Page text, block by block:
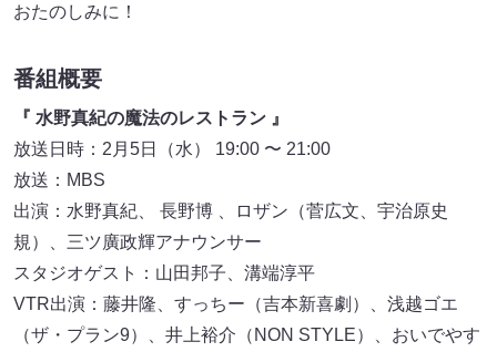
おたのしみに！
番組概要
『 水野真紀の魔法のレストラン 』
放送日時：2月5日（水） 19:00 〜 21:00
放送：MBS
出演：水野真紀、 長野博 、ロザン（菅広文、宇治原史
規）、三ツ廣政輝アナウンサー
スタジオゲスト：山田邦子、溝端淳平
VTR出演：藤井隆、すっちー（吉本新喜劇）、浅越ゴエ
（ザ・プラン9）、井上裕介（NON STYLE）、おいでやす